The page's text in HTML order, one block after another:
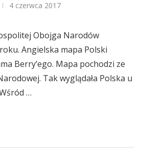
4 czerwca 2017
Obojga Narodów
Angielska mapa Polski
Berry’ego. Mapa pochodzi ze
Tak wyglądała Polska u
…